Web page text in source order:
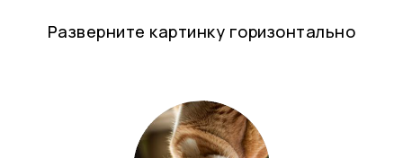
Разверните картинку горизонтально